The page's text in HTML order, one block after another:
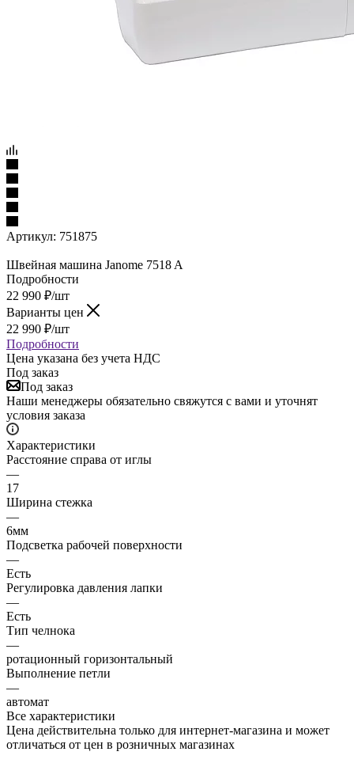
Артикул: 751875
Швейная машина Janome 7518 A
Подробности
22 990 ₽/шт
Варианты цен
22 990 ₽/шт
Подробности
Цена указана без учета НДС
Под заказ
Под заказ
Наши менеджеры обязательно свяжутся с вами и уточнят
условия заказа
Характеристики
Расстояние справа от иглы
—
17
Ширина стежка
—
6мм
Подсветка рабочей поверхности
—
Есть
Регулировка давления лапки
—
Есть
Тип челнока
—
ротационный горизонтальный
Выполнение петли
—
автомат
Все характеристики
Цена действительна только для интернет-магазина и может
отличаться от цен в розничных магазинах